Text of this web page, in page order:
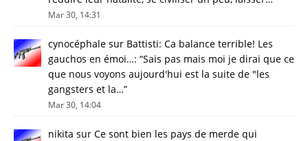
Mar 30, 14:31
cynocéphale sur Battisti: Ca balance terrible! Les
gauchos en émoi…: “Sais pas mais moi je dirai que ce
que nous voyons aujourd'hui est la suite de "les
gangsters et la…”
Mar 30, 14:04
nikita sur Ce sont bien les pays de merde qui